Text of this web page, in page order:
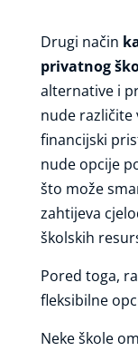
Drugi način
privatnog
alternative i
nude
financijski
nude opcije
što može
zahtijeva
školskih
Pored toga,
fleksibilne
Neke škole